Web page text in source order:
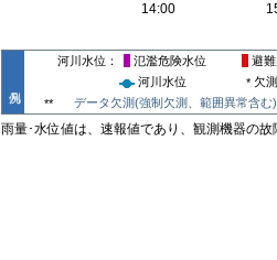
河川水位 氾濫危険水位
避
河川水位
* 欠測
**
データ欠測(強制欠測、範囲異常含む)
雨量･水位値は、速報値であり、観測機器の